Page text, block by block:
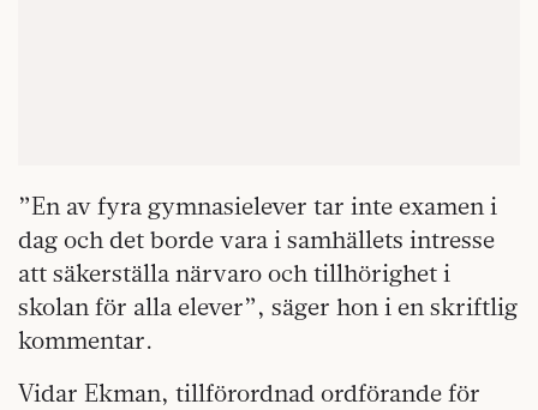
”En av fyra gymnasielever tar inte examen i
dag och det borde vara i samhällets intresse
att säkerställa närvaro och tillhörighet i
skolan för alla elever”, säger hon i en skriftlig
kommentar.
Vidar Ekman, tillförordnad ordförande för